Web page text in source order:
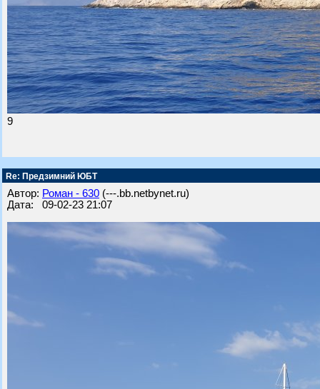
9
Re: Предзимний ЮБТ
Автор: Роман - 630 (---.bb.netbynet.ru)
Дата: 09-02-23 21:07